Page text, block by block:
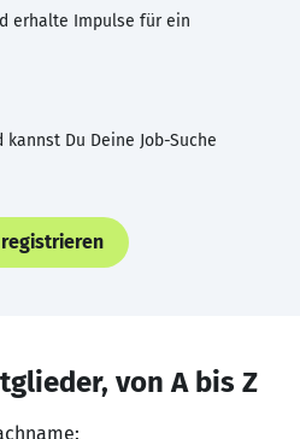
erhalte Impulse für ein
Du Deine Job-Suche
registrieren
von A bis Z